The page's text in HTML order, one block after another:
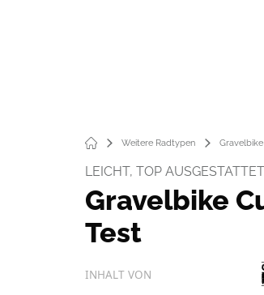
Weitere Radtypen Gravelbike
LEICHT, TOP
Gravelbike
Test
INHALT VON